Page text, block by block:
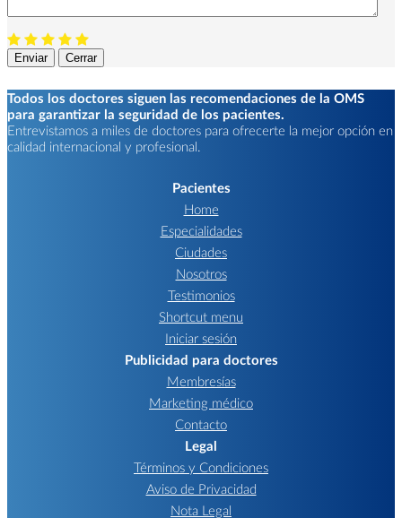
Enviar Cerrar
Todos los doctores siguen las recomendaciones de la OMS
para garantizar la seguridad de los pacientes.
Entrevistamos a miles de doctores para ofrecerte la mejor opción en
calidad internacional y profesional.
Pacientes
Home
Especialidades
Ciudades
Nosotros
Testimonios
Shortcut menu
Iniciar sesión
Publicidad para doctores
Membresías
Marketing médico
Contacto
Legal
Términos y Condiciones
Aviso de Privacidad
Nota Legal